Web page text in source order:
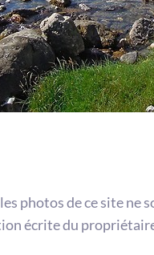
photos de ce site ne
écrite du